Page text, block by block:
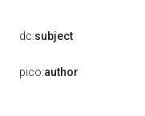
dc:subject
pico:author